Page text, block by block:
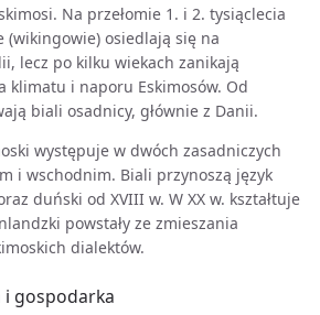
Na przełomie 1. i 2. tysiąclecia
osiedlają się na
lecz po kilku wiekach zanikają
klimatu i naporu Eskimosów. Od
biali osadnicy, głównie z Danii.
występuje w dwóch zasadniczych
i wschodnim. Biali przynoszą język
duński od XVIII w. W XX w. kształtuje
powstały ze zmieszania
dialektów.
i gospodarka